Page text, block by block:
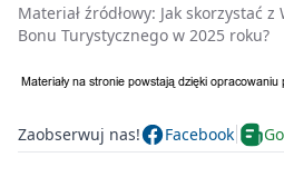
Materiał źródłowy: Jak skorzystać
Bonu Turystycznego w 2025 roku?
Zaobserwuj nas! Facebook